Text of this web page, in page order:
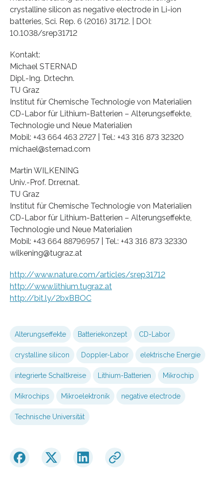
crystalline silicon as negative electrode in Li-ion
batteries, Sci. Rep. 6 (2016) 31712. | DOI:
10.1038/srep31712
Kontakt:
Michael STERNAD
Dipl.-Ing. Dr.techn.
TU Graz
Institut für Chemische Technologie von Materialien
CD-Labor für Lithium-Batterien – Alterungseffekte,
Technologie und Neue Materialien
Mobil: +43 664 463 2727 | Tel.: +43 316 873 32320
michael@sternad.com
Martin WILKENING
Univ.-Prof. Dr.rer.nat.
TU Graz
Institut für Chemische Technologie von Materialien
CD-Labor für Lithium-Batterien – Alterungseffekte,
Technologie und Neue Materialien
Mobil: +43 664 88796957 | Tel.: +43 316 873 32330
wilkening@tugraz.at
http://www.nature.com/articles/srep31712
http://www.lithium.tugraz.at
http://bit.ly/2bxBBOC
Alterungseffekte Batteriekonzept CD-Labor
crystalline silicon Doppler-Labor elektrische Energie
integrierte Schaltkreise Lithium-Batterien Mikrochip
Mikrochips Mikroelektronik negative electrode
Technische Universität